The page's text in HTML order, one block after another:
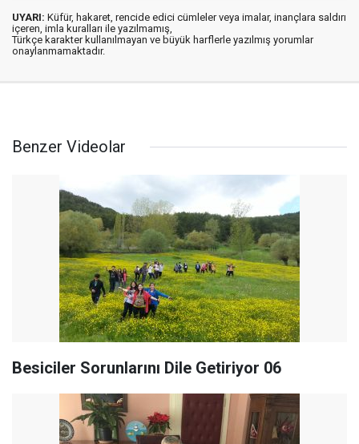
UYARI: Küfür, hakaret, rencide edici cümleler veya imalar, inançlara saldırı
içeren, imla kuralları ile yazılmamış,
Türkçe karakter kullanılmayan ve büyük harflerle yazılmış yorumlar
onaylanmamaktadır.
Benzer Videolar
Besiciler Sorunlarını Dile Getiriyor 06